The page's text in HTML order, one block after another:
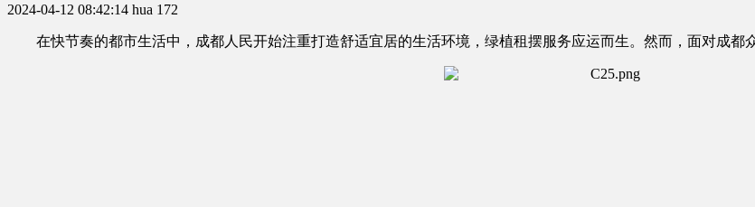
2024-04-12 08:42:14 hua 172
在快节奏的都市生活中，成都人民开始注重打造舒适宜居的生活环境，绿植租摆服务应运而生。然而，面对成都